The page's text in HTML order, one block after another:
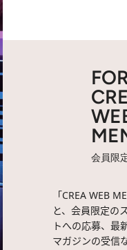
会員限
「CREA WEB
と、会員限定の
トへの応募、最
マガジンの受信